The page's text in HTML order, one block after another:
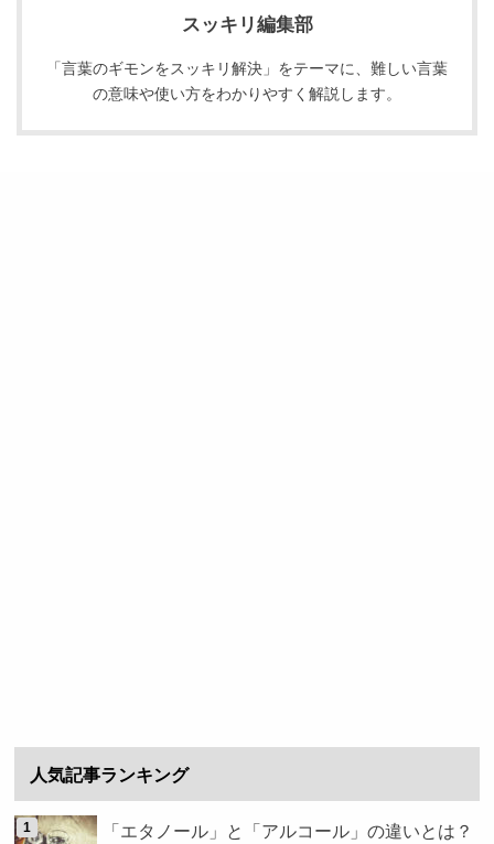
スッキリ編集部
「言葉のギモンをスッキリ解決」をテーマに、難しい言葉
の意味や使い方をわかりやすく解説します。
人気記事ランキング
「エタノール」と「アルコール」の違いとは？